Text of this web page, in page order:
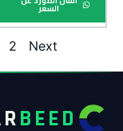
السعر
2 Next
BEED